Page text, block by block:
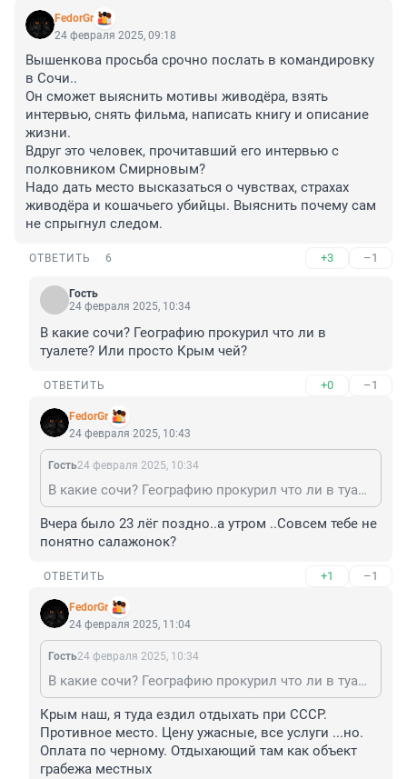
FedorGr
24 февраля 2025, 09:18
Вышенкова просьба срочно послать в командировку
в Сочи..
Он сможет выяснить мотивы живодёра, взять
интервью, снять фильма, написать книгу и описание
жизни.
Вдруг это человек, прочитавший его интервью с
полковником Смирновым?
Надо дать место высказаться о чувствах, страхах
живодёра и кошачьего убийцы. Выяснить почему сам
не спрыгнул следом.
ОТВЕТИТЬ 6 +3 –1
Гость
24 февраля 2025, 10:34
В какие сочи? Географию прокурил что ли в
туалете? Или просто Крым чей?
ОТВЕТИТЬ +0 –1
FedorGr
24 февраля 2025, 10:43
Гость24 февраля 2025, 10:34
В какие сочи? Географию прокурил что ли в туалете? Или просто Крым чей?
Вчера было 23 лёг поздно..а утром ..Совсем тебе не
понятно салажонок?
ОТВЕТИТЬ +1 –1
FedorGr
24 февраля 2025, 11:04
Гость24 февраля 2025, 10:34
В какие сочи? Географию прокурил что ли в туалете? Или просто Крым чей?
Крым наш, я туда ездил отдыхать при СССР.
Противное место. Цену ужасные, все услуги ...но.
Оплата по черному. Отдыхающий там как объект
грабежа местных